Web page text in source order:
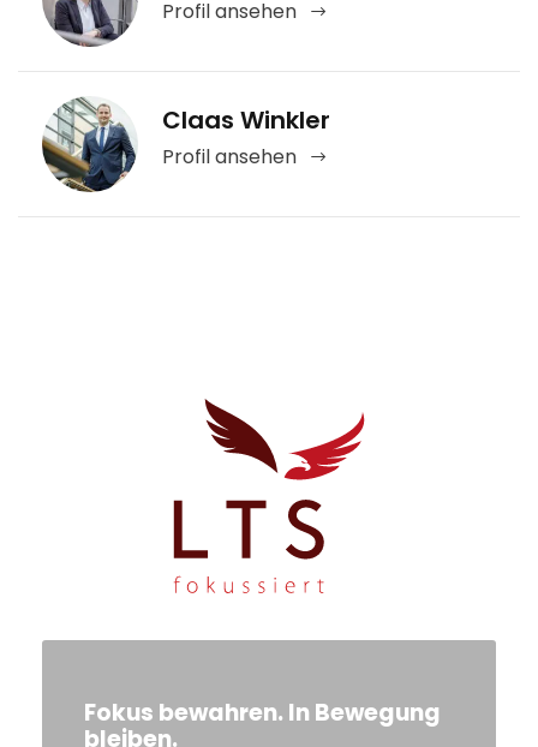
Profil ansehen
Claas Winkler
Profil ansehen
Fokus bewahren. In Bewegung
bleiben.